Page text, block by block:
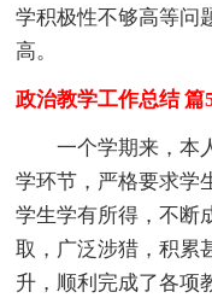
学积极性不够高等问
高。
政治教学工作总结 篇
一个学期来，本
学环节，严格要求学
学生学有所得，不断
取，广泛涉猎，积累
升，顺利完成了各项